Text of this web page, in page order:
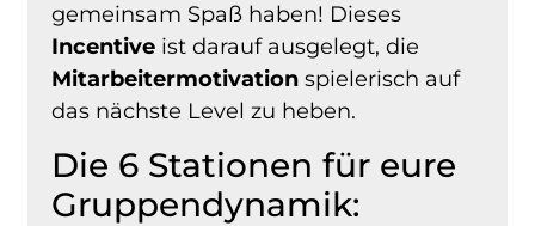
gemeinsam Spaß haben! Dieses
Incentive ist darauf ausgelegt, die
Mitarbeitermotivation spielerisch auf
das nächste Level zu heben.
Die 6 Stationen für eure
Gruppendynamik: